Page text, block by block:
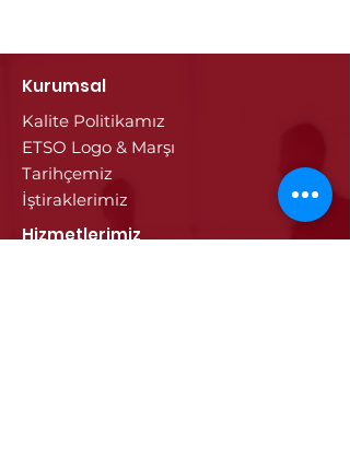
Kurumsal
Kalite Politikamız
ETSO Logo & Marşı
Tarihçemiz
İştiraklerimiz
Hizmetlerimiz